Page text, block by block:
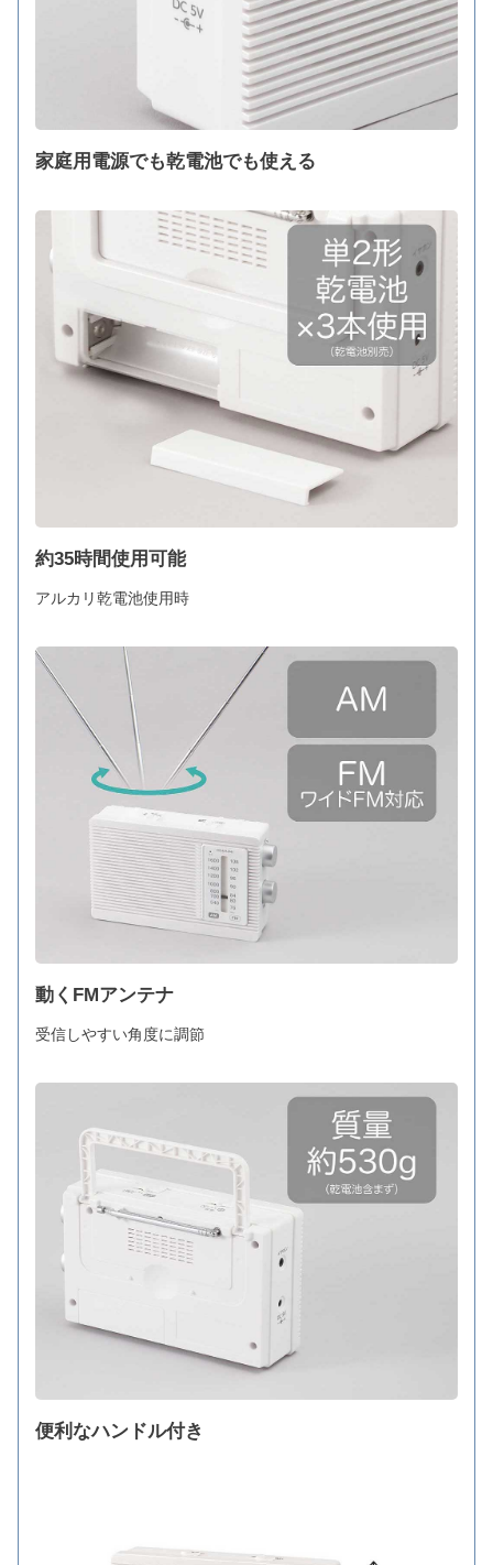
家庭用電源でも乾電池でも使える
約35時間使用可能
アルカリ乾電池使用時
動くFMアンテナ
受信しやすい角度に調節
便利なハンドル付き